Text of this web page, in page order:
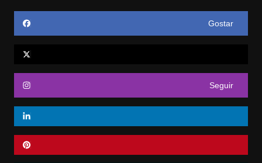
Gostar
Seguir